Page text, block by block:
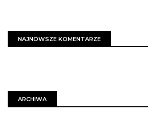
NAJNOWSZE KOMENTARZE
ARCHIWA